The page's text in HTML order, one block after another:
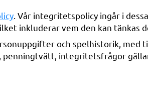
. Vår integritetspolicy ingår i
inkluderar vem den kan tänkas
och spelhistorik, med
integritetsfrågor